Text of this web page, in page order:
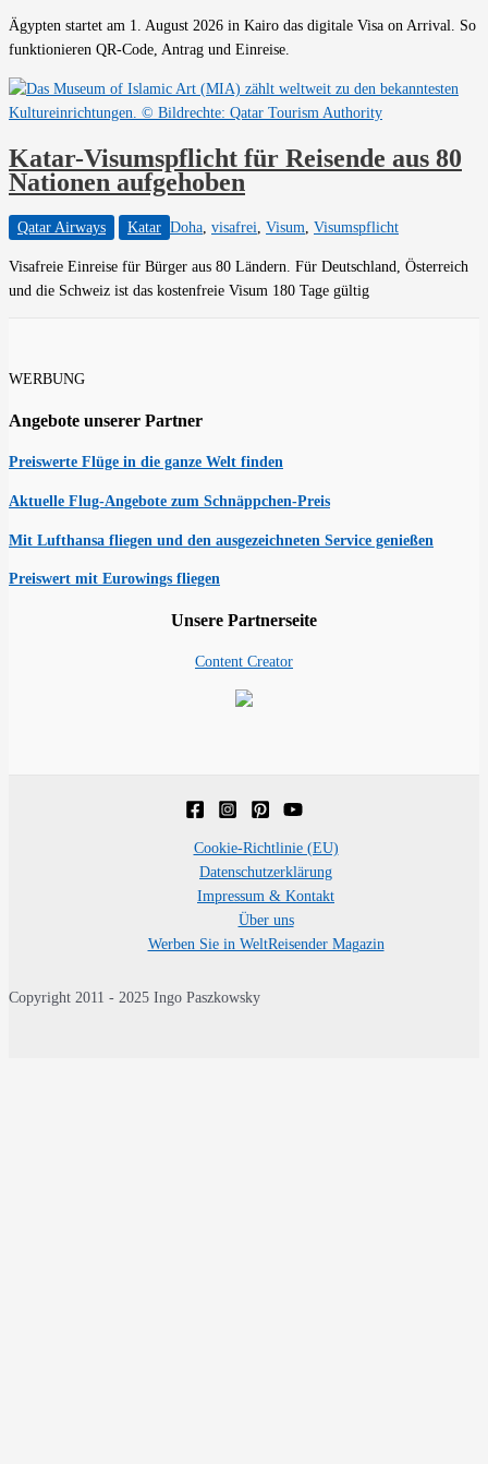
Ägypten startet am 1. August 2026 in Kairo das digitale Visa on Arrival. So
funktionieren QR-Code, Antrag und Einreise.
Katar-Visumspflicht für Reisende aus 80
Nationen aufgehoben
Qatar Airways Katar Doha, visafrei, Visum, Visumspflicht
Visafreie Einreise für Bürger aus 80 Ländern. Für Deutschland, Österreich
und die Schweiz ist das kostenfreie Visum 180 Tage gültig
WERBUNG
Angebote unserer Partner
Preiswerte Flüge in die ganze Welt finden
Aktuelle Flug-Angebote zum Schnäppchen-Preis
Mit Lufthansa fliegen und den ausgezeichneten Service genießen
Preiswert mit Eurowings fliegen
Unsere Partnerseite
Content Creator
Cookie-Richtlinie (EU)
Datenschutzerklärung
Impressum & Kontakt
Über uns
Werben Sie in WeltReisender Magazin
Copyright 2011 - 2025 Ingo Paszkowsky